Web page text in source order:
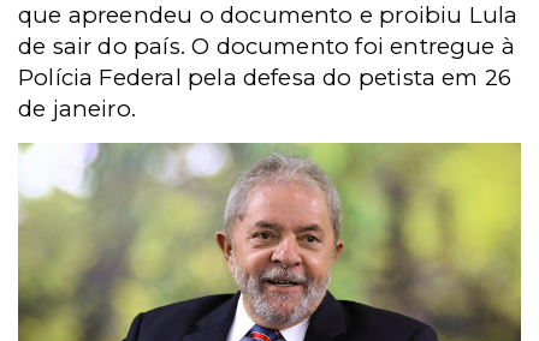
que apreendeu o documento e proibiu Lula
de sair do país. O documento foi entregue à
Polícia Federal pela defesa do petista em 26
de janeiro.